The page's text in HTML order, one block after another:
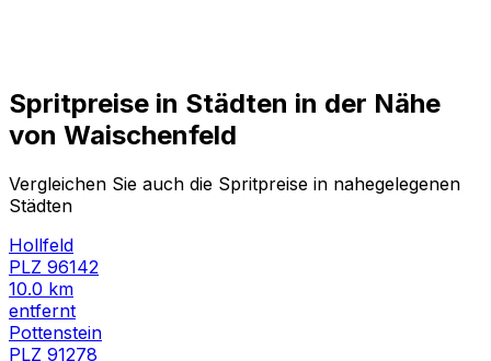
Spritpreise in Städten in der Nähe
von Waischenfeld
Vergleichen Sie auch die Spritpreise in nahegelegenen
Städten
Hollfeld
PLZ 96142
10.0 km
entfernt
Pottenstein
PLZ 91278